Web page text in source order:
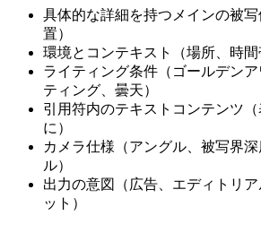
具体的な詳細を持つメインの被
置）
環境とコンテキスト（場所、時間
ライティング条件（ゴールデン
ティング、曇天）
引用符内のテキストコンテンツ
に）
カメラ仕様（アングル、被写界
ル）
出力の意図（広告、エディトリ
ット）